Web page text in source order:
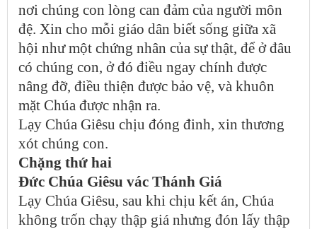
nơi chúng con lòng can đảm của người môn
đệ. Xin cho mỗi giáo dân biết sống giữa xã
hội như một chứng nhân của sự thật, để ở đâu
có chúng con, ở đó điều ngay chính được
nâng đỡ, điều thiện được bảo vệ, và khuôn
mặt Chúa được nhận ra.
Lạy Chúa Giêsu chịu đóng đinh, xin thương
xót chúng con.
Chặng thứ hai
Đức Chúa Giêsu vác Thánh Giá
Lạy Chúa Giêsu, sau khi chịu kết án, Chúa
không trốn chạy thập giá nhưng đón lấy thập